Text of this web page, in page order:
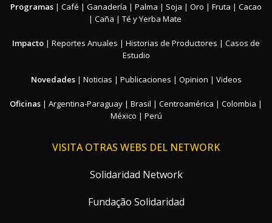
Programas | Café | Ganadería | Palma | Soja | Oro | Fruta | Cacao
| Caña | Té y Yerba Mate
Impacto | Reportes Anuales | Historias de Productores | Casos de
Estudio
Novedades| Noticias | Publicaciones | Opinion | Videos
Oficinas | Argentina-Paraguay | Brasil | Centroamérica | Colombia |
México | Perú
VISITA OTRAS WEBS DEL NETWORK
Solidaridad Network
Fundação Solidaridad